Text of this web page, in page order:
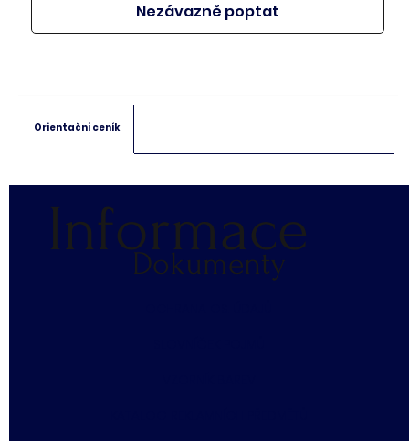
Nezávazně poptat
Orientační ceník
Dokumenty
Informace